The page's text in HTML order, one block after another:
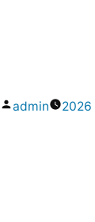
作
admin 2026